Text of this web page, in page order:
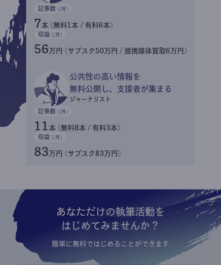
記事数 (/月)
7本 (無料1本 / 有料6本)
収益 (/月)
56万円 (サブスク50万円 / 提携媒体買取6万円)
公共性の高い情報を
無料公開し、支援者が集まる
ジャーナリスト
記事数 (/月)
11 本 (無料8本 / 有料3本)
収益 (/月)
83万円 (サブスク83万円)
あなただけの執筆活動を
はじめてみませんか？
簡単に無料ではじめることができます